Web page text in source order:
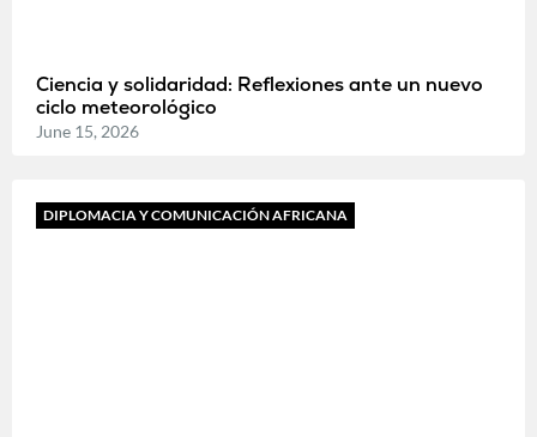
Ciencia y solidaridad: Reflexiones ante un nuevo
ciclo meteorológico
June 15, 2026
DIPLOMACIA Y COMUNICACIÓN AFRICANA